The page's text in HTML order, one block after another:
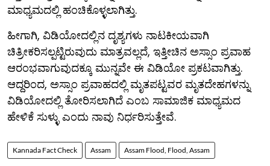
ಮಾಧ್ಯಮದಲ್ಲಿ ಹಂಚಿಕೊಳ್ಳಲಾಗಿತ್ತು.
ಹೀಗಾಗಿ, ವಿಡಿಯೋದಲ್ಲಿನ ದೃಶ್ಯಗಳು ನಾಟಕೀಯವಾಗಿ
ಚಿತ್ರೀಕರಿಸಲ್ಪಟ್ಟಿರುವುದು ಮಾತ್ರವಲ್ಲದೆ, ಇತ್ತೀಚಿನ ಅಸ್ಸಾಂ ಪ್ರವಾಹ
ಆರಂಭವಾಗುವುದಕ್ಕೂ ಮುನ್ನವೇ ಈ ವಿಡಿಯೋ ಪ್ರಕಟವಾಗಿತ್ತು.
ಆದ್ದರಿಂದ, ಅಸ್ಸಾಂ ಪ್ರವಾಹದಲ್ಲಿ ಮೃತಪಟ್ಟವರ ಮೃತದೇಹಗಳನ್ನು
ವಿಡಿಯೋದಲ್ಲಿ ತೋರಿಸಲಾಗಿದೆ ಎಂಬ ಸಾಮಾಜಿಕ ಮಾಧ್ಯಮದ
ಹೇಳಿಕೆ ಸುಳ್ಳು ಎಂದು ನಾವು ನಿರ್ಧರಿಸುತ್ತೇವೆ.
Kannada Fact Check Assam Assam Flood, Flood, Assam